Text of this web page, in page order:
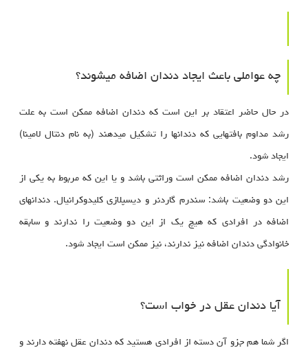
چه عواملی باعث ایجاد دندان اضافه میشوند؟
در حال حاضر اعتقاد بر این است که دندان اضافه ممکن است به علت
رشد مداوم بافتهایی که دندانها را تشکیل میدهند (به نام دنتال لامینا)
ایجاد شود.
رشد دندان اضافه ممکن است وراثتی باشد و یا این که مربوط به یکی از
این دو وضعیت باشد: سندرم گاردنر و دیسپلازی کلیدوکرانیال. دندانهای
اضافه در افرادی که هیچ یک از این دو وضعیت را ندارند و سابقه
خانوادگی دندان اضافه نیز ندارند، نیز ممکن است ایجاد شود.
آیا دندان عقل در خواب است؟
اگر شما هم جزو آن دسته از افرادی هستید که دندان عقل نهفته دارند و